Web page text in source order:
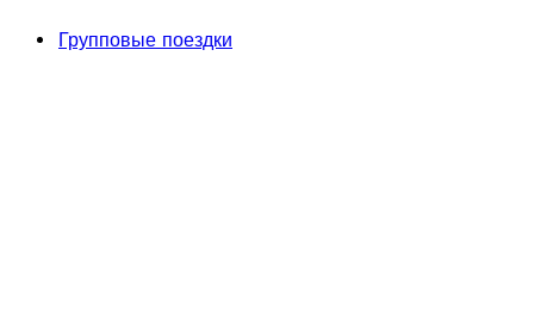
Групповые поездки